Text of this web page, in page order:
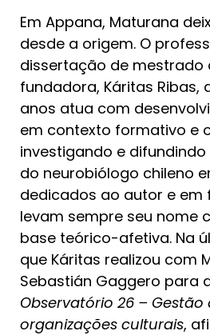
Em Appana, Maturana
desde a origem. O
dissertação de mestrado
fundadora, Káritas Ribas,
anos atua com
em contexto formativo e
investigando e
do neurobiólogo chileno
dedicados ao autor e em
levam sempre seu nome
base teórico-afetiva. Na
que Káritas realizou com
Sebastián Gaggero para
Observatório 26 – Gestão
organizações culturais,